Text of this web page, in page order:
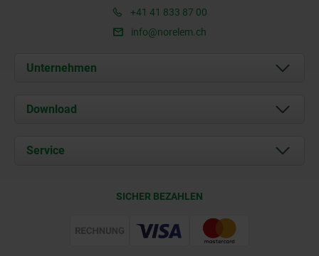
+41 41 833 87 00
info@norelem.ch
Unternehmen
Über uns
Kontakt
Download
Dokumente
Service
SICHER BEZAHLEN